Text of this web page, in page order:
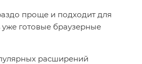
проще и подходит для
уже готовые браузерные
расширений